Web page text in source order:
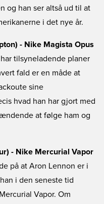
og han ser altså ud til at
i det nye år.
- Nike Magista Opus
tilsyneladende planer
fald er en måde at
sine
hvad han har gjort med
at følge ham og
- Nike Mercurial Vapor
på at Aron Lennon er i
i den seneste tid
Vapor. Om